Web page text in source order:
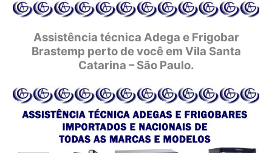
Assistência técnica Adega e Frigobar
Brastemp perto de você em Vila Santa
Catarina – São Paulo.